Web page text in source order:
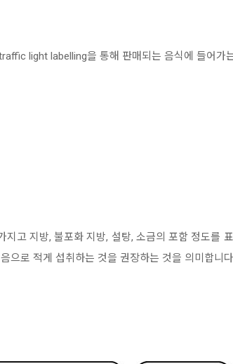
light labelling을 통해 판매되는 음식에 들어가
고 지방, 불포화 지방, 설탕, 소금의 포함 정도를
으로 적게 섭취하는 것을 권장하는 것을 의미합니